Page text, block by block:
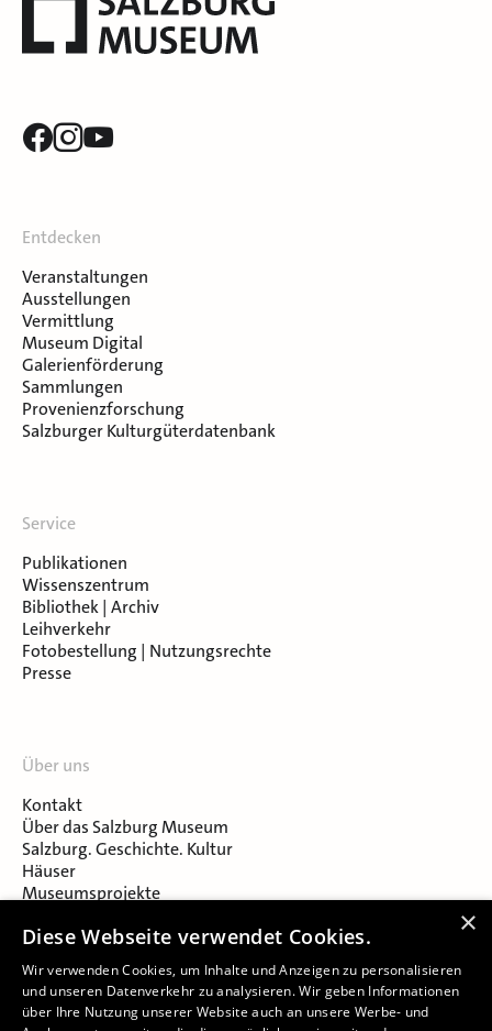
Entdecken
Veranstaltungen
Ausstellungen
Vermittlung
Museum Digital
Galerienförderung
Sammlungen
Provenienzforschung
Salzburger Kulturgüterdatenbank
Service
Publikationen
Wissenszentrum
Bibliothek | Archiv
Leihverkehr
Fotobestellung | Nutzungsrechte
Presse
Über uns
Kontakt
Über das Salzburg Museum
Salzburg. Geschichte. Kultur
Häuser
Museumsprojekte
Museumsverein Celtic Heritage
×
Diese Webseite verwendet Cookies.
Wir verwenden Cookies, um Inhalte und Anzeigen zu personalisieren
und unseren Datenverkehr zu analysieren. Wir geben Informationen
über Ihre Nutzung unserer Website auch an unsere Werbe- und